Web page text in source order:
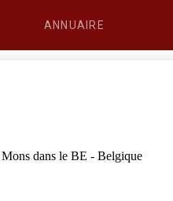
ANNUAIRE
dans le BE - Belgique